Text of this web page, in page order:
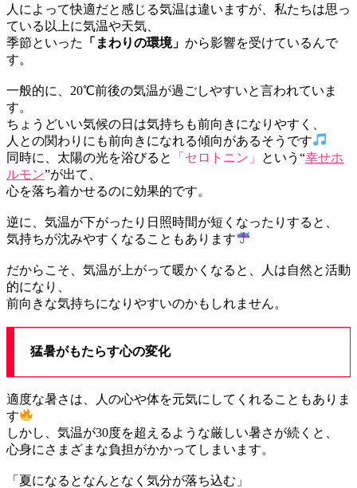
人によって快適だと感じる気温は違いますが、私たちは思っ
ている以上に気温や天気、
季節といった
「まわりの環境」 から影響を受けているんで
す。
一般的に、20℃前後の気温が過ごしやすいと言われていま
す。
ちょうどいい気候の日は気持ちも前向きになりやすく、
人との関わりにも前向きになれる傾向があるそうです
同時に、太陽の光を浴びると
「セロトニン」 という“幸せホ
ルモン”が出て、
心を落ち着かせるのに効果的です。
逆に、気温が下がったり日照時間が短くなったりすると、
気持ちが沈みやすくなることもあります
だからこそ、気温が上がって暖かくなると、人は自然と活動
的になり、
前向きな気持ちになりやすいのかもしれません。
猛暑がもたらす心の変化
適度な暑さは、人の心や体を元気にしてくれることもありま
す
しかし、気温が30度を超えるような厳しい暑さが続くと、
心身にさまざまな負担がかかってしまいます。
「夏になるとなんとなく気分が落ち込む」